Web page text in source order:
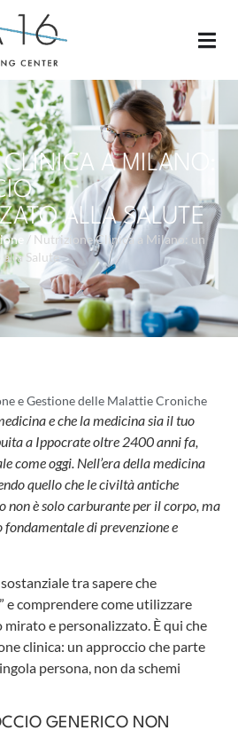
A MILANO:
ALLA SALUTE
/ Nutrizione Clinica a Milano: un
Salute
e Gestione delle Malattie Croniche
e che la medicina sia il tuo
a Ippocrate oltre 2400 anni fa,
come oggi. Nell’era della medicina
quello che le civiltà antiche
non è solo carburante per il corpo, ma
fondamentale di prevenzione e
tra sapere che
e comprendere come utilizzare
mirato e personalizzato. È qui che
clinica: un approccio che parte
persona, non da schemi
GENERICO NON